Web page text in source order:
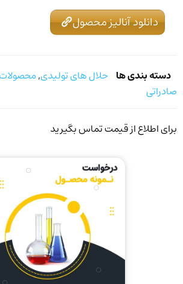
دانلود آنالیز محصول
دسته بندی ها حلال های تولیدی,محصولات
صادراتی
برای اطلاع از قیمت تماس بگیرید